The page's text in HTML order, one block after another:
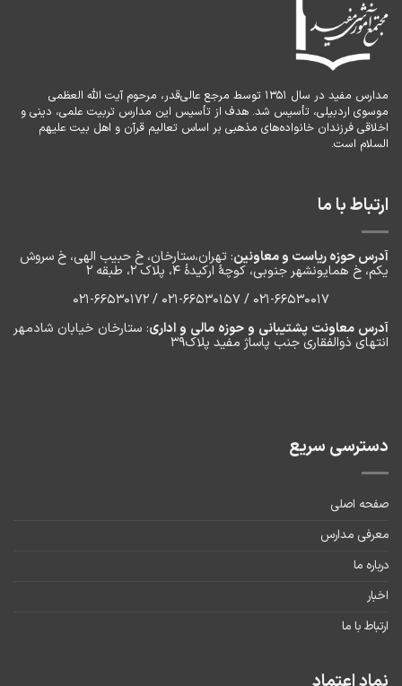
مدارس مفید در سال ۱۳۵۱ توسط مرجع عالی‌قدر، مرحوم آیت الله العظمی
موسوی اردبیلی، تأسیس شد. هدف از تأسیس این مدارس تربیت علمی، دینی و
اخلاقی فرزندان خانواده‌های مذهبی بر اساس تعالیم قرآن و اهل بیت علیهم
السلام است.
ارتباط با ما
آدرس حوزه ریاست و معاونین: تهران،ستارخان، خ حبیب الهی، خ سروش
یکم، خ‌ همایونشهر جنوبی، کوچۀ ارکیدۀ ۴، پلاک ۲، طبقه ۲
۰۲۱-66530017 / 021-66530157 / 021-66530172
آدرس معاونت پشتیبانی و حوزه مالی و اداری: ستارخان خیابان شادمهر
انتهای ذوالفقاری جنب پاساژ مفید پلاک۳۹
دسترسی سریع
صفحه اصلی
معرفی مدارس
درباره ما
اخبار
ارتباط با ما